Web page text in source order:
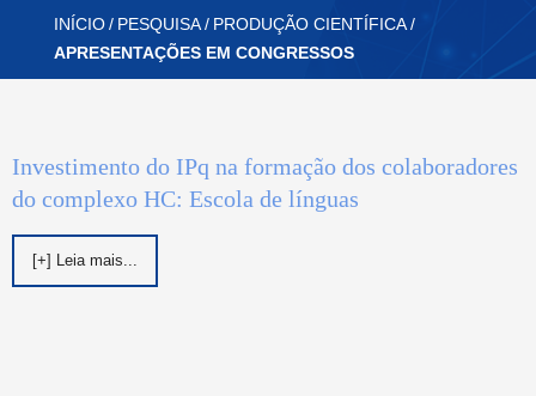
INÍCIO/ PESQUISA/ PRODUÇÃO CIENTÍFICA/
APRESENTAÇÕES EM CONGRESSOS
Investimento do IPq na formação dos colaboradores
do complexo HC: Escola de línguas
[+] Leia mais...